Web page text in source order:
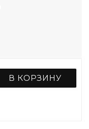
В КОРЗИНУ